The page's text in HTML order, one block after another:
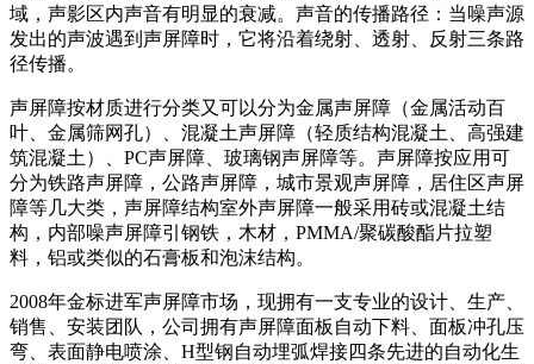
域，声影区内声音有明显的衰减。声音的传播路径：当噪声源
发出的声波遇到声屏障时，它将沿着绕射、透射、反射三条路
径传播。
声屏障按材质进行分类又可以分为金属声屏障（金属活动百
叶、金属筛网孔）、混凝土声屏障（轻质结构混凝土、高强建
筑混凝土）、PC声屏障、玻璃钢声屏障等。声屏障按应用可
分为铁路声屏障，公路声屏障，城市景观声屏障，居住区声屏
障等几大类，声屏障结构室外声屏障一般采用砖或混凝土结
构，内部噪声屏障引钢铁，木材，PMMA/聚碳酸酯片拉塑
料，铝或类似的石膏板和泡沫结构。
2008年金标进军声屏障市场，现拥有一支专业的设计、生产、
销售、安装团队，公司拥有声屏障面板自动下料、面板冲孔压
弯、表面静电喷涂、H型钢自动埋弧焊接四条先进的自动化生